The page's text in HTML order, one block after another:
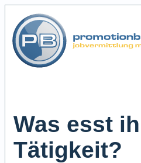
Was esst
Tätigkeit?